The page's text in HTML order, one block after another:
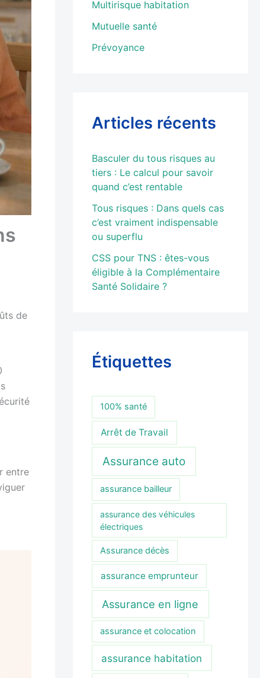
de
entre
Multirisque habitation
Mutuelle santé
Prévoyance
Articles récents
Basculer du tous risques au
tiers : Le calcul pour savoir
quand c’est rentable
Tous risques : Dans quels cas
c’est vraiment indispensable
ou superflu
CSS pour TNS : êtes-vous
éligible à la Complémentaire
Santé Solidaire ?
Étiquettes
100% santé
Arrêt de Travail
Assurance auto
assurance bailleur
assurance des véhicules
électriques
Assurance décès
assurance emprunteur
Assurance en ligne
assurance et colocation
assurance habitation